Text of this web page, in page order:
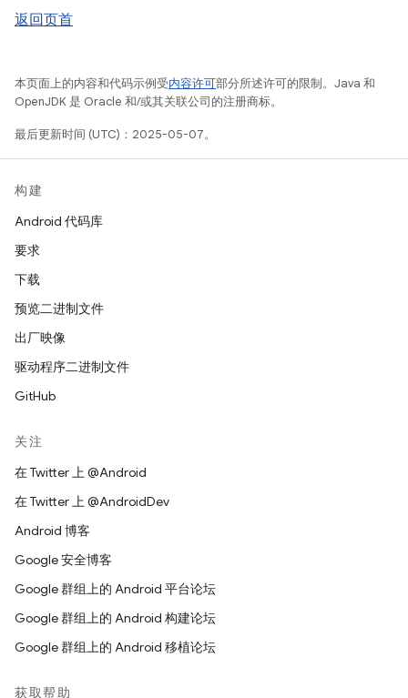
返回页首
本页面上的内容和代码示例受内容许可部分所述许可的限制。Java 和
OpenJDK 是 Oracle 和/或其关联公司的注册商标。
最后更新时间 (UTC)：2025-05-07。
构建
Android 代码库
要求
下载
预览二进制文件
出厂映像
驱动程序二进制文件
GitHub
关注
在 Twitter 上 @Android
在 Twitter 上 @AndroidDev
Android 博客
Google 安全博客
Google 群组上的 Android 平台论坛
Google 群组上的 Android 构建论坛
Google 群组上的 Android 移植论坛
获取帮助